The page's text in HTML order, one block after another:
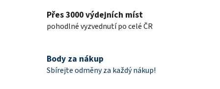
c
í
p
y
n
í
Přes 3000 výdejních míst
pohodlné vyzvednutí po celé ČR
Body za nákup
Sbírejte odměny za každý nákup!